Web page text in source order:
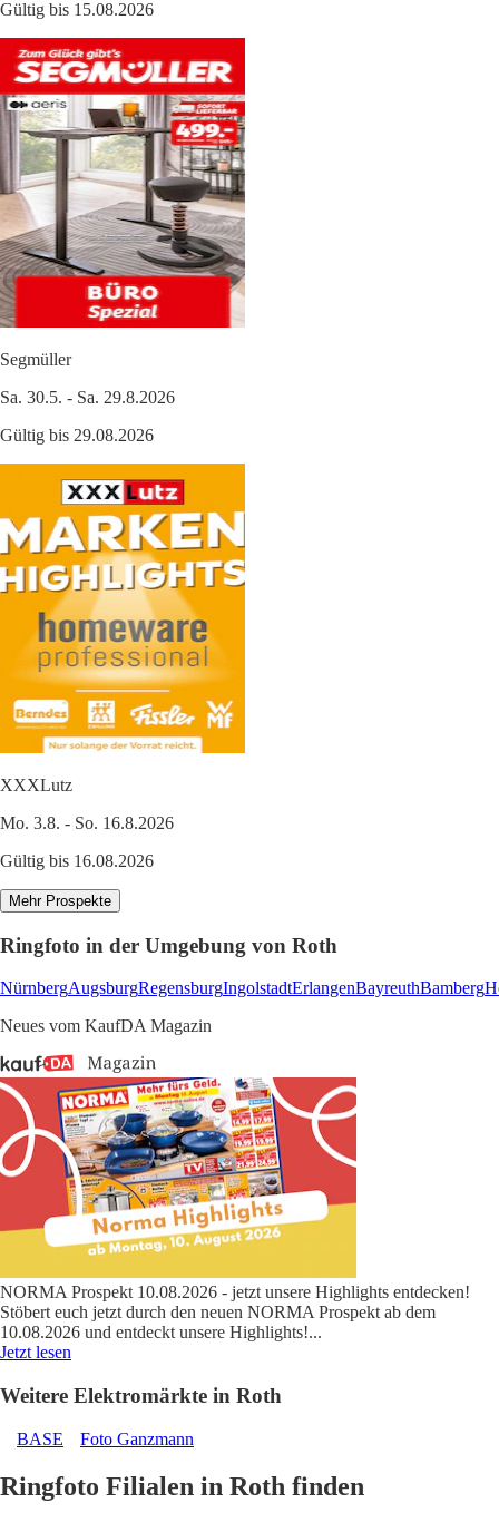
Gültig bis 15.08.2026
Segmüller
Sa. 30.5. - Sa. 29.8.2026
Gültig bis 29.08.2026
XXXLutz
Mo. 3.8. - So. 16.8.2026
Gültig bis 16.08.2026
Mehr Prospekte
Ringfoto in der Umgebung von Roth
NürnbergAugsburgRegensburgIngolstadtErlangenBayreuthBamberg
Neues vom KaufDA Magazin
NORMA Prospekt 10.08.2026 - jetzt unsere Highlights entdecken!
Stöbert euch jetzt durch den neuen NORMA Prospekt ab dem
10.08.2026 und entdeckt unsere Highlights!...
Jetzt lesen
Weitere Elektromärkte in Roth
BASE Foto Ganzmann
Ringfoto Filialen in Roth finden